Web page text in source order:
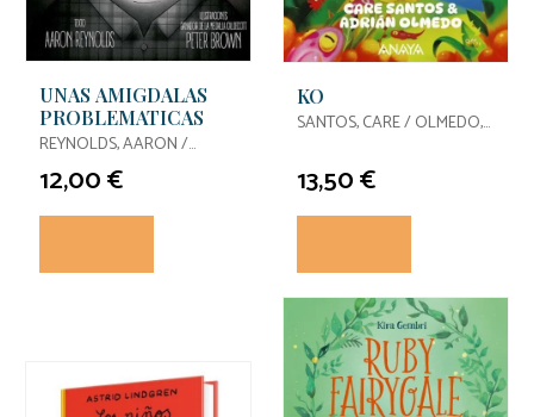
UNAS AMIGDALAS
PROBLEMATICAS
REYNOLDS, AARON /
BROWN, PETER
12,00 €
KO
SANTOS, CARE / OLMEDO,
13,50 €